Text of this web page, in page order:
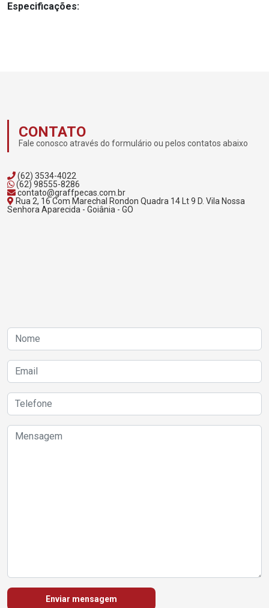
Especificações:
CONTATO
Fale conosco através do formulário ou pelos contatos abaixo
(62) 3534-4022
(62) 98555-8286
contato@graffpecas.com.br
Rua 2, 16 Com Marechal Rondon Quadra 14 Lt 9 D. Vila Nossa
Senhora Aparecida - Goiânia - GO